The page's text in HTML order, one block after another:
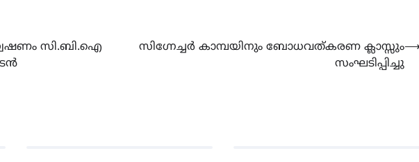
സി.ബി.ഐ
സിഗ്നേച്ചർ കാമ്പയിനും ബോധവത്കരണ ക്ലാസ്സും
സംഘടിപ്പിച്ചു